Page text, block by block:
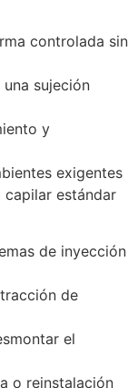
controlada sin
sujeción
y
exigentes
estándar
de inyección
de
el
o reinstalación